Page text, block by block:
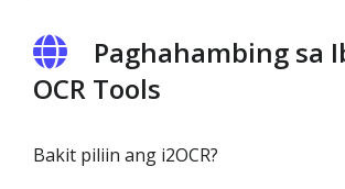
Paghahambing sa
OCR Tools
Bakit piliin ang i2OCR?